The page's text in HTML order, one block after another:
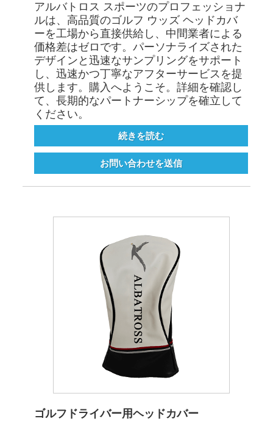
アルバトロス スポーツのプロフェッショナ
ルは、高品質のゴルフ ウッズ ヘッドカバ
ーを工場から直接供給し、中間業者による
価格差はゼロです。パーソナライズされた
デザインと迅速なサンプリングをサポート
し、迅速かつ丁寧なアフターサービスを提
供します。購入へようこそ。詳細を確認し
て、長期的なパートナーシップを確立して
ください。
続きを読む
お問い合わせを送信
ゴルフドライバー用ヘッドカバー